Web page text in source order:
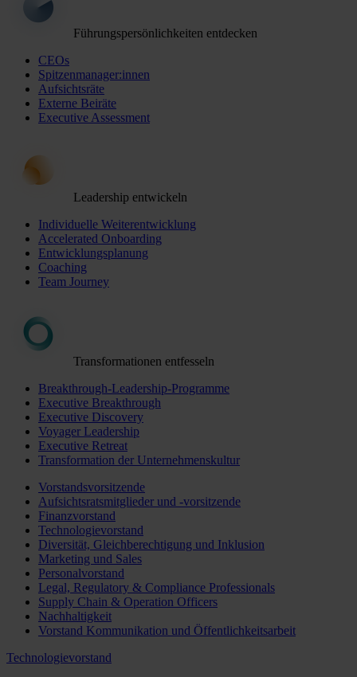
Führungspersönlichkeiten entdecken
CEOs
Spitzenmanager:innen
Aufsichtsräte
Externe Beiräte
Executive Assessment
Leadership entwickeln
Individuelle Weiterentwicklung
Accelerated Onboarding
Entwicklungsplanung
Coaching
Team Journey
Transformationen entfesseln
Breakthrough-Leadership-Programme
Executive Breakthrough
Executive Discovery
Voyager Leadership
Executive Retreat
Transformation der Unternehmenskultur
Vorstandsvorsitzende
Aufsichtsratsmitglieder und -vorsitzende
Finanzvorstand
Technologievorstand
Diversität, Gleichberechtigung und Inklusion
Marketing und Sales
Personalvorstand
Legal, Regulatory & Compliance Professionals
Supply Chain & Operation Officers
Nachhaltigkeit
Vorstand Kommunikation und Öffentlichkeitsarbeit
Technologievorstand